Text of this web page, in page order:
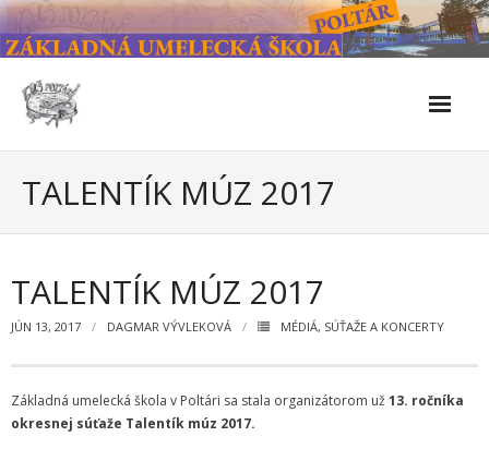
Skip
to
content
- História školy
- Naše úspechy od roku 2019 – do 2024
TALENTÍK MÚZ 2017
TALENTÍK MÚZ 2017
JÚN 13, 2017 DAGMAR VÝVLEKOVÁ MÉDIÁ, SÚŤAŽE A KONCERTY
Základná umelecká škola v Poltári sa stala organizátorom už 13. ročníka
okresnej súťaže Talentík múz 2017.